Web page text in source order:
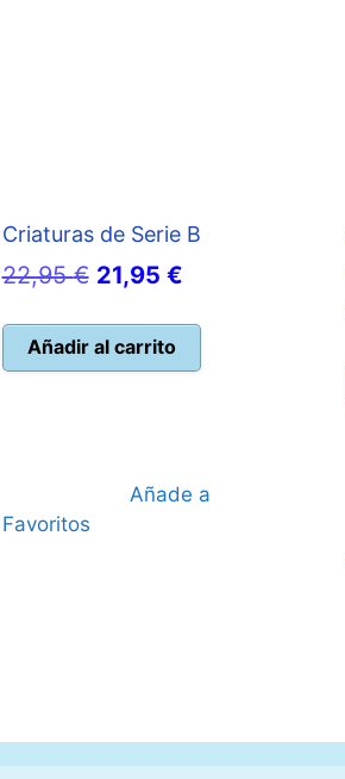
Criaturas de Serie B
22,95€ El
original
era:
21,95 €El
es:
Añadir al carrito
Añade a
Favoritos